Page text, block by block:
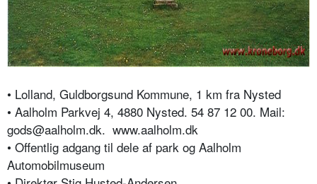
• Lolland, Guldborgsund Kommune, 1 km fra Nysted
• Aalholm Parkvej 4, 4880 Nysted. 54 87 12 00. Mail:
gods@aalholm.dk. www.aalholm.dk
• Offentlig adgang til dele af park og Aalholm
Automobilmuseum